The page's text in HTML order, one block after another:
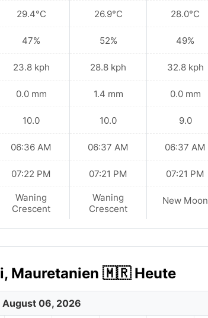
29.4°C
47%
23.8 kph
0.0 mm
10.0
06:36 AM
07:22 PM
Waning
Crescent
26.9°C
52%
28.8 kph
1.4 mm
10.0
06:37 AM
07:21 PM
Waning
Crescent
28.0°C
49%
32.8 kph
0.0 mm
9.0
06:37 AM
07:21 PM
New Moon
Mauretanien 🇲🇷 Heute
August 06, 2026